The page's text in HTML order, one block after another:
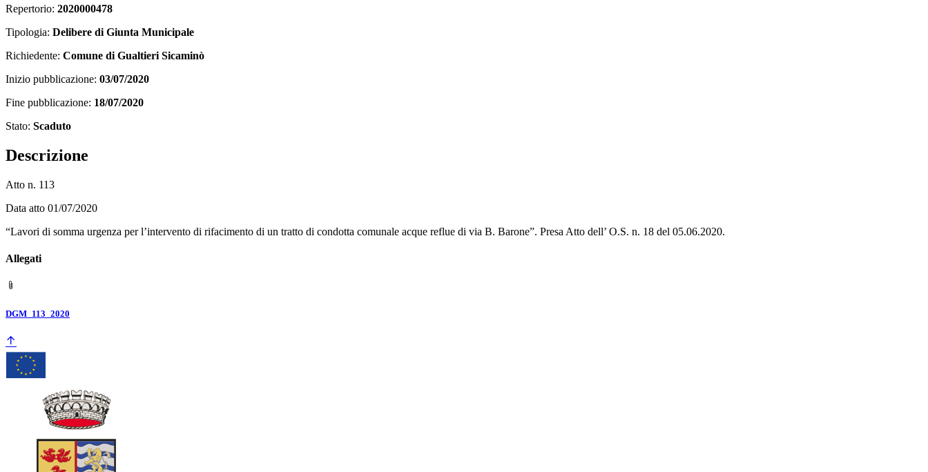
Repertorio: 2020000478
Tipologia: Delibere di Giunta Municipale
Richiedente: Comune di Gualtieri Sicaminò
Inizio pubblicazione: 03/07/2020
Fine pubblicazione: 18/07/2020
Stato: Scaduto
Descrizione
Atto n. 113
Data atto 01/07/2020
“Lavori di somma urgenza per l’intervento di rifacimento di un tratto di condotta comunale acque reflue di via B. Barone”. Presa Atto dell’ O.S. n. 18 del 05.06.2020.
Allegati
DGM_113_2020